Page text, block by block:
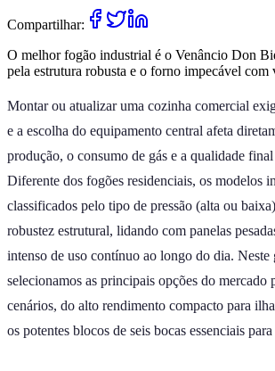
Compartilhar:
O melhor fogão industrial é o Venâncio Don
pela estrutura robusta e o forno impecável com
Montar ou atualizar uma cozinha comercial
e a escolha do equipamento central afeta
produção, o consumo de gás e a qualidade
Diferente dos fogões residenciais, os modelos
classificados pelo tipo de pressão (alta ou
robustez estrutural, lidando com panelas
intenso de uso contínuo ao longo do dia. Neste
selecionamos as principais opções do mercado
cenários, do alto rendimento compacto para
os potentes blocos de seis bocas essenciais